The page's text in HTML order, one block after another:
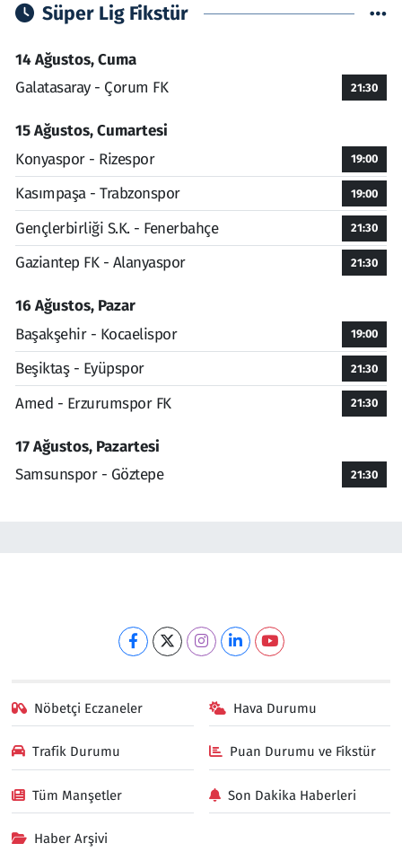
Süper Lig Fikstür
14 Ağustos, Cuma
Galatasaray - Çorum FK
21:30
15 Ağustos, Cumartesi
Konyaspor - Rizespor
19:00
Kasımpaşa - Trabzonspor 19:00
Gençlerbirliği S.K. - Fenerbahçe 21:30
Gaziantep FK - Alanyaspor 21:30
16 Ağustos, Pazar
Başakşehir - Kocaelispor
19:00
Beşiktaş - Eyüpspor 21:30
Amed - Erzurumspor FK 21:30
17 Ağustos, Pazartesi
Samsunspor - Göztepe
21:30
Nöbetçi Eczaneler Hava Durumu
Trafik Durumu Puan Durumu ve Fikstür
Tüm Manşetler Son Dakika Haberleri
Haber Arşivi